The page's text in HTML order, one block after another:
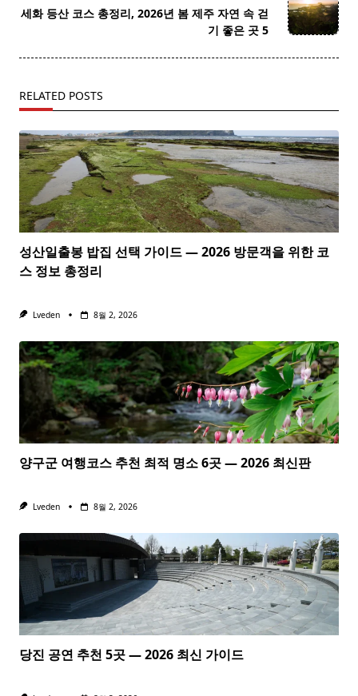
reader-
세화 등산 코스 총정리, 2026년 봄 제주 자연 속 걷
기 좋은 곳 5
RELATED POSTS
성산일출봉 밥집 선택 가이드 — 2026 방문객을 위한 코
스 정보 총정리
Lveden 8월 2, 2026
양구군 여행코스 추천 최적 명소 6곳 — 2026 최신판
Lveden 8월 2, 2026
당진 공연 추천 5곳 — 2026 최신 가이드